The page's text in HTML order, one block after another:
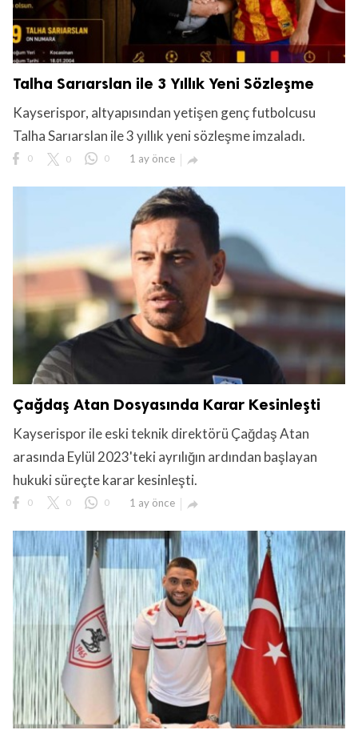
Talha Sarıarslan ile 3 Yıllık Yeni Sözleşme
Kayserispor, altyapısından yetişen genç futbolcusu
Talha Sarıarslan ile 3 yıllık yeni sözleşme imzaladı.
0 0 0 1 ay önce 
Çağdaş Atan Dosyasında Karar Kesinleşti
Kayserispor ile eski teknik direktörü Çağdaş Atan
arasında Eylül 2023'teki ayrılığın ardından başlayan
hukuki süreçte karar kesinleşti.
0 0 0 1 ay önce 